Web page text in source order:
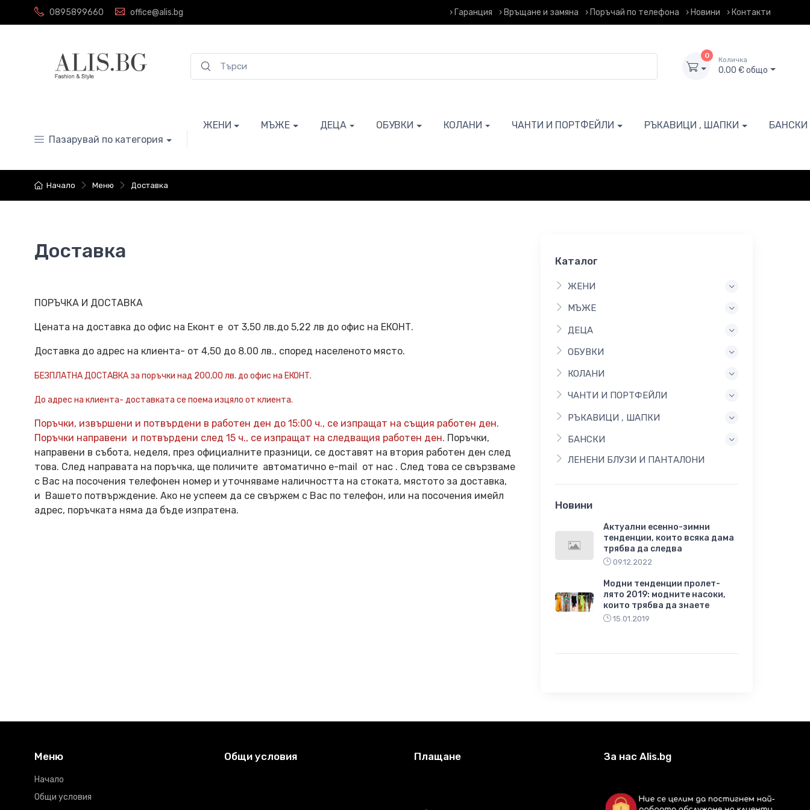
0895899660 office@alis.bg › Гаранция › Връщане и замяна › Поръчай по телефона › Новини › Контакти
0
Количка
0.00 € общо
Пазарувай по категория
ЖЕНИ МЪЖЕ ДЕЦА ОБУВКИ КОЛАНИ ЧАНТИ И ПОРТФЕЙЛИ РЪКАВИЦИ , ШАПКИ БАНСКИ
Начало Меню Доставка
Доставка
ПОРЪЧКА И ДОСТАВКА
Цената на доставка до офис на Еконт е от 3,50 лв.до 5,22 лв до офис на ЕКОНТ.
Доставка до адрес на клиента- от 4,50 до 8.00 лв., според населеното място.
БЕЗПЛАТНА ДОСТАВКA за поръчки над 200,00 лв. до офис на ЕКОНТ.
До адрес на клиента- доставката се поема изцяло от клиента.
Поръчки, извършени и потвърдени в работен ден до 15:00 ч., се изпращат на същия работен ден.
Поръчки направени и потвърдени след 15 ч., се изпращат на следващия работен ден. Поръчки,
направени в събота, неделя, през официалните празници, се доставят на втория работен ден след
това. След направата на поръчка, ще поличите автоматично e-mail от нас . След това се свързваме
с Вас на посочения телефонен номер и уточняваме наличността на стоката, мястото за доставка,
и Вашето потвърждение. Ако не успеем да се свържем с Вас по телефон, или на посочения имейл
адрес, поръчката няма да бъде изпратена.
Каталог
ЖЕНИ
МЪЖЕ
ДЕЦА
ОБУВКИ
КОЛАНИ
ЧАНТИ И ПОРТФЕЙЛИ
РЪКАВИЦИ , ШАПКИ
БАНСКИ
ЛЕНЕНИ БЛУЗИ И ПАНТАЛОНИ
Новини
Актуални есенно-зимни
тенденции, които всяка дама
трябва да следва
09.12.2022
Модни тенденции пролет-
лято 2019: модните насоки,
които трябва да знаете
15.01.2019
Меню
Начало
Общи условия
Общи условия Плащане За нас Alis.bg